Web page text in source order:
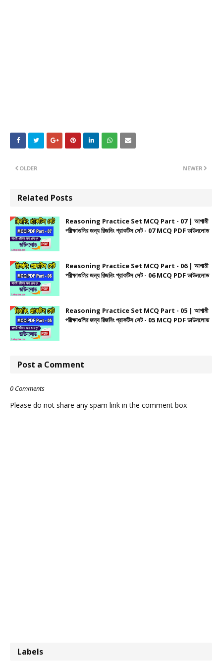
NEWER
OLDER
Related Posts
Reasoning Practice Set MCQ Part - 07 | আগামী
পরীক্ষাগুলির জন্য রিজনিং প্রাকটিস সেট - 07 MCQ PDF ডাউনলোড
Reasoning Practice Set MCQ Part - 06 | আগামী
পরীক্ষাগুলির জন্য রিজনিং প্রাকটিস সেট - 06 MCQ PDF ডাউনলোড
Reasoning Practice Set MCQ Part - 05 | আগামী
পরীক্ষাগুলির জন্য রিজনিং প্রাকটিস সেট - 05 MCQ PDF ডাউনলোড
Post a Comment
0 Comments
Please do not share any spam link in the comment box
Labels